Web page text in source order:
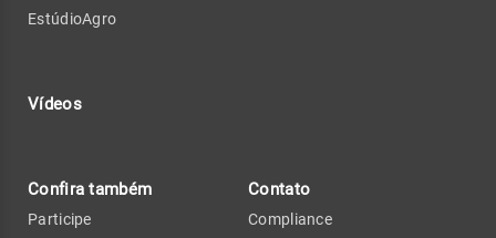
EstúdioAgro
Vídeos
Confira também
Participe
Contato
Compliance